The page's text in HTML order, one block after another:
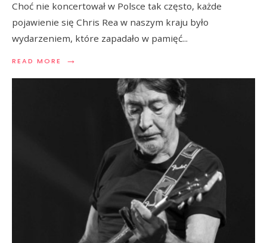
Choć nie koncertował w Polsce tak często, każde
pojawienie się Chris Rea w naszym kraju było
wydarzeniem, które zapadało w pamięć...
READ MORE →